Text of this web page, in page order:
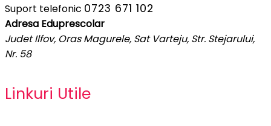
Suport telefonic 0723 671 102
Adresa Eduprescolar
Judet Ilfov, Oras Magurele, Sat Varteju, Str. Stejarului,
Nr. 58
Linkuri Utile